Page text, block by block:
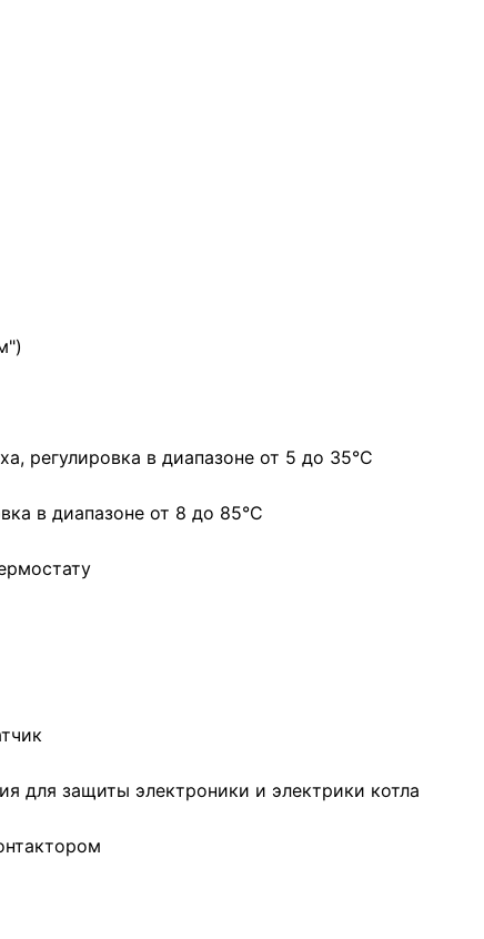
регулировка в диапазоне от 5 до 35°С
в диапазоне от 8 до 85°С
для защиты электроники и электрики котла